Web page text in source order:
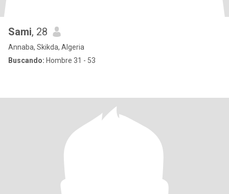
Sami, 28
Annaba, Skikda, Algeria
Buscando: Hombre 31 - 53